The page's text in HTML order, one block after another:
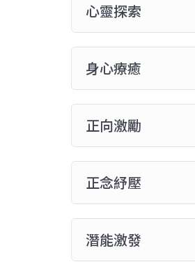
心靈探索
身心療癒
正向激勵
正念紓壓
潛能激發